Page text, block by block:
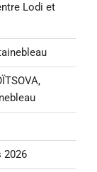
Lodi et
2026